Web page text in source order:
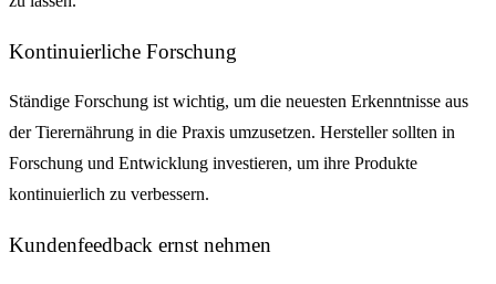
Kontinuierliche Forschung
Ständige Forschung ist wichtig, um die neuesten Erkenntnisse aus
der Tierernährung in die Praxis umzusetzen. Hersteller sollten in
Forschung und Entwicklung investieren, um ihre Produkte
kontinuierlich zu verbessern.
Kundenfeedback ernst nehmen